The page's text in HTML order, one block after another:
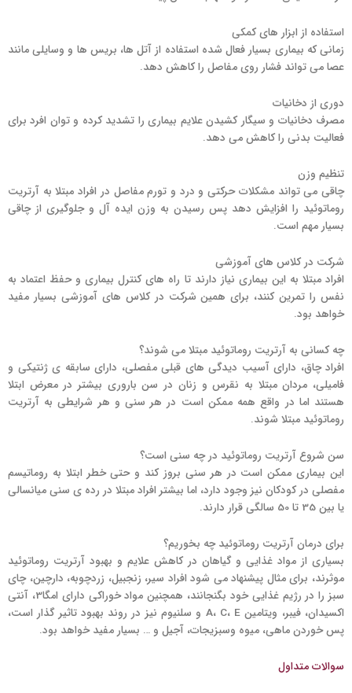
استفاده از ابزار های کمکی
زمانی که بیماری بسیار فعال شده استفاده از آتل ها، بریس ها و وسایلی مانند
عصا می تواند فشار روی مفاصل را کاهش دهد.
دوری از دخانیات
مصرف دخانیات و سیگار کشیدن علایم بیماری را تشدید کرده و توان افرد برای
فعالیت بدنی را کاهش می دهد.
تنظیم وزن
چاقی می تواند مشکلات حرکتی و درد و تورم مفاصل در افراد مبتلا به آرتریت
روماتوئید را افزایش دهد پس رسیدن به وزن ایده آل و جلوگیری از چاقی
بسیار مهم است.
شرکت در کلاس های آموزشی
افراد مبتلا به این بیماری نیاز دارند تا راه های کنترل بیماری و حفظ اعتماد به
نفس را تمرین کنند، برای همین شرکت در کلاس های آموزشی بسیار مفید
خواهد بود.
چه کسانی به آرتریت روماتوئید مبتلا می شوند؟
افراد چاق، دارای آسیب دیدگی های قبلی مفصلی، دارای سابقه ی ژنتیکی و
فامیلی، مردان مبتلا به نقرس و زنان در سن باروری بیشتر در معرض ابتلا
هستند اما در واقع همه ممکن است در هر سنی و هر شرایطی به آرتریت
روماتوئید مبتلا شوند.
سن شروع آرتریت روماتوئید در چه سنی است؟
این بیماری ممکن است در هر سنی بروز کند و حتی خطر ابتلا به روماتیسم
مفصلی در کودکان نیز وجود دارد، اما بیشتر افراد مبتلا در رده ی سنی میانسالی
یا بین 35 تا 50 سالگی قرار دارند.
برای درمان آرتریت روماتوئید چه بخوریم؟
بسیاری از مواد غذایی و گیاهان در کاهش علایم و بهبود آرتریت روماتوئید
موثرند، برای مثال پیشنهاد می شود افراد سیر، زنجبیل، زردچوبه، دارچین، چای
سبز را در رژیم غذایی خود بگنجانند، همچنین مواد خوراکی دارای امگا3، آنتی
اکسیدان، فیبر، ویتامین A، C، E و سلنیوم نیز در روند بهبود تاثیر گذار است،
پس خوردن ماهی، میوه وسبزیجات، آجیل و … بسیار مفید خواهد بود.
سوالات متداول